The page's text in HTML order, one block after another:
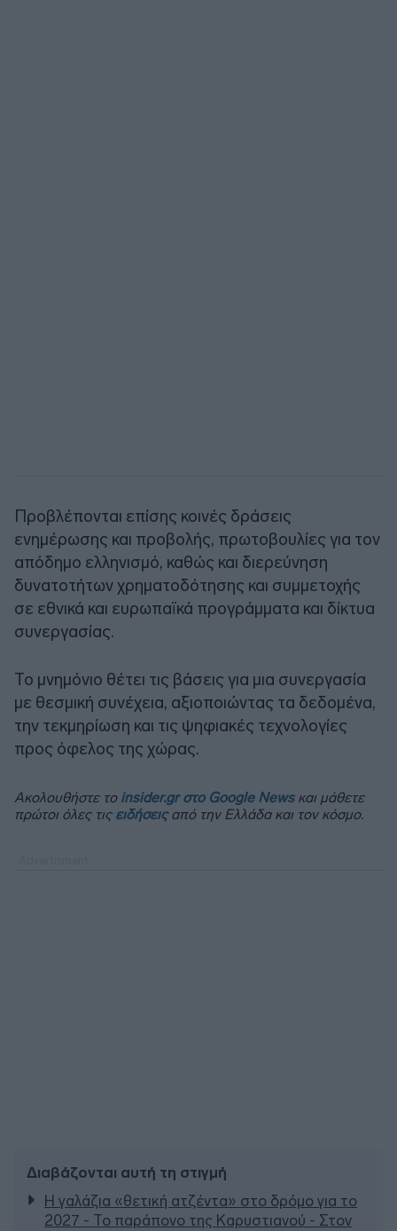
Προβλέπονται επίσης κοινές δράσεις
ενημέρωσης και προβολής, πρωτοβουλίες για τον
απόδημο ελληνισμό, καθώς και διερεύνηση
δυνατοτήτων χρηματοδότησης και συμμετοχής
σε εθνικά και ευρωπαϊκά προγράμματα και δίκτυα
συνεργασίας.
Το μνημόνιο θέτει τις βάσεις για μια συνεργασία
με θεσμική συνέχεια, αξιοποιώντας τα δεδομένα,
την τεκμηρίωση και τις ψηφιακές τεχνολογίες
προς όφελος της χώρας.
Ακολουθήστε το insider.gr στο Google Newsκαι μάθετε
πρώτοι όλες τις ειδήσειςαπό την Ελλάδα και τον κόσμο.
Διαβάζονται αυτή τη στιγμή
Η γαλάζια «θετική ατζέντα» στο δρόμο για το
2027 - Το παράπονο της Καρυστιανού - Στον